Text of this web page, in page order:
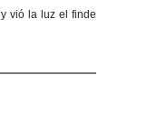
vió la luz el finde